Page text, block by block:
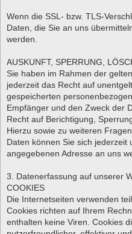
Wenn die SSL- bzw. TLS-
Daten, die Sie an uns
werden.
AUSKUNFT, SPERRUNG,
Sie haben im Rahmen der
jederzeit das Recht auf
gespeicherten
Empfänger und den Zweck der
Recht auf Berichtigung,
Hierzu sowie zu weiteren
Daten können Sie sich jederzeit
angegebenen Adresse an uns
3. Datenerfassung auf unserer
COOKIES
Die Internetseiten verwenden
Cookies richten auf Ihrem
enthalten keine Viren. Cookies